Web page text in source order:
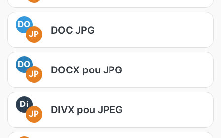
DO
JP
DOC JPG
DO
JP
DOCX pou JPG
Di
JP
DIVX pou JPEG